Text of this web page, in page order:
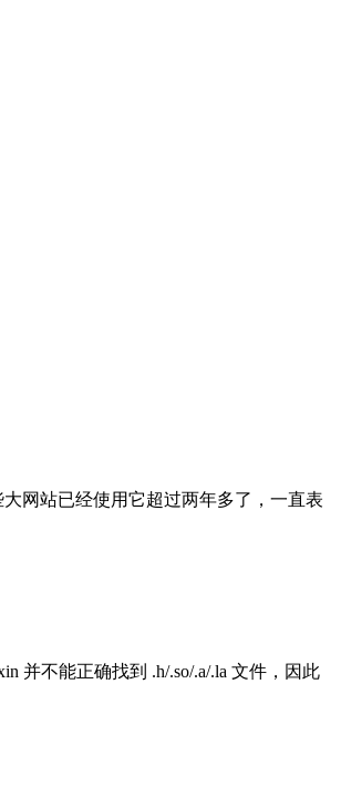
网站已经使用它超过两年多了，一直表
并不能正确找到 .h/.so/.a/.la 文件，因此